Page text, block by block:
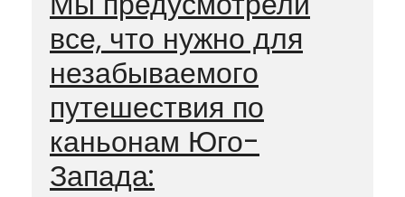
все, что нужно для
незабываемого
путешествия по
каньонам Юго-
Запада: